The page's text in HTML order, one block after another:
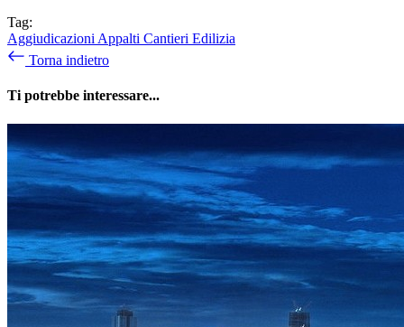
Tag:
Aggiudicazioni Appalti Cantieri Edilizia
Torna indietro
Ti potrebbe interessare...